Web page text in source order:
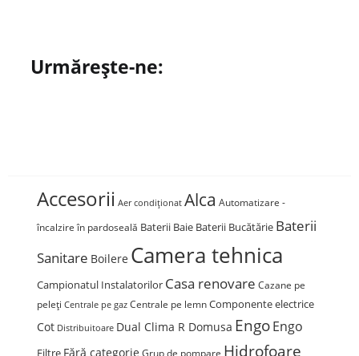
Urmărește-ne:
Accesorii Aer condiționat Alca Automatizare -
încalzire în pardoseală Baterii Baie Baterii Bucătărie Baterii
Sanitare Boilere Camera tehnica
Campionatul Instalatorilor Casa renovare Cazane pe
peleți Centrale pe gaz Centrale pe lemn Componente electrice
Cot Distribuitoare Dual Clima R Domusa EngoEngo
Fără categorie Grup de pompare Hidrofoare